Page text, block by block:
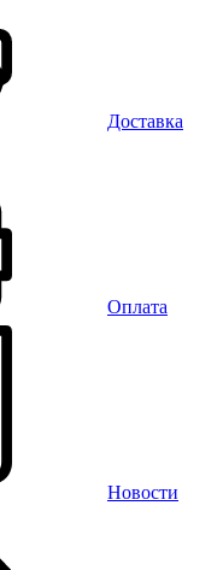
Доставка
Оплата
Новости